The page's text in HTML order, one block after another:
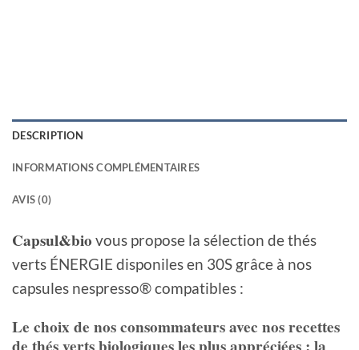
DESCRIPTION
INFORMATIONS COMPLÉMENTAIRES
AVIS (0)
Capsul&bio vous propose la sélection de thés
verts ÉNERGIE disponiles en 30S grâce à nos
capsules nespresso® compatibles :
Le choix de nos consommateurs avec nos recettes